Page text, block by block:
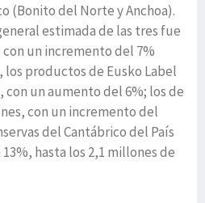
(Bonito del Norte y Anchoa).
estimada de las tres fue
con un incremento del 7%
los productos de Eusko Label
un aumento del 6%; los de
con un incremento del
del Cantábrico del País
hasta los 2,1 millones de